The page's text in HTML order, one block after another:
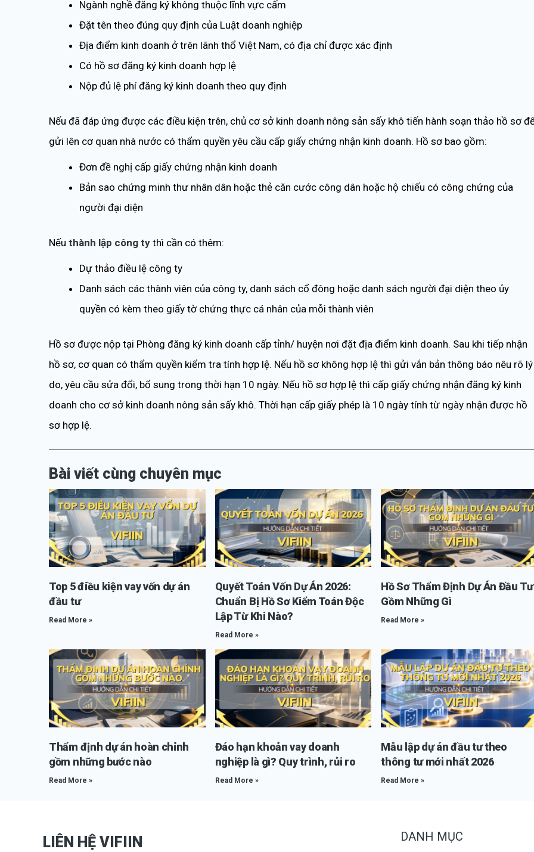
Ngành nghề đăng ký không thuộc lĩnh vực cấm
Đặt tên theo đúng quy định của Luật doanh nghiệp
Địa điểm kinh doanh ở trên lãnh thổ Việt Nam, có địa chỉ được xác định
Có hồ sơ đăng ký kinh doanh hợp lệ
Nộp đủ lệ phí đăng ký kinh doanh theo quy định
Nếu đã đáp ứng được các điều kiện trên, chủ cơ sở kinh doanh nông sản sấy khô tiến hành soạn thảo hồ sơ
gửi lên cơ quan nhà nước có thẩm quyền yêu cầu cấp giấy chứng nhận kinh doanh. Hồ sơ bao gồm:
Đơn đề nghị cấp giấy chứng nhận kinh doanh
Bản sao chứng minh thư nhân dân hoặc thẻ căn cước công dân hoặc hộ chiếu có công chứng của
người đại diện
Nếu thành lập công ty thì cần có thêm:
Dự thảo điều lệ công ty
Danh sách các thành viên của công ty, danh sách cổ đông hoặc danh sách người đại diện theo ủy
quyền có kèm theo giấy tờ chứng thực cá nhân của mỗi thành viên
Hồ sơ được nộp tại Phòng đăng ký kinh doanh cấp tỉnh/ huyện nơi đặt địa điểm kinh doanh. Sau khi tiếp nhận
hồ sơ, cơ quan có thẩm quyền kiểm tra tính hợp lệ. Nếu hồ sơ không hợp lệ thì gửi vắn bản thông báo nêu rõ lý
do, yêu cầu sửa đổi, bổ sung trong thời hạn 10 ngày. Nếu hồ sơ hợp lệ thì cấp giấy chứng nhận đăng ký kinh
doanh cho cơ sở kinh doanh nông sản sấy khô. Thời hạn cấp giấy phép là 10 ngày tính từ ngày nhận được hồ
sơ hợp lệ.
Bài viết cùng chuyên mục
Top 5 điều kiện vay vốn dự án
đầu tư
Read More »
Quyết Toán Vốn Dự Án 2026:
Chuẩn Bị Hồ Sơ Kiểm Toán Độc
Lập Từ Khi Nào?
Read More »
Hồ Sơ Thẩm Định Dự Án Đầu Tư
Gồm Những Gì
Read More »
Thẩm định dự án hoàn chỉnh
gồm những bước nào
Read More »
Đáo hạn khoản vay doanh
nghiệp là gì? Quy trình, rủi ro
Read More »
Mẫu lập dự án đầu tư theo
thông tư mới nhất 2026
Read More »
LIÊN HỆ VIFIIN DANH MỤC